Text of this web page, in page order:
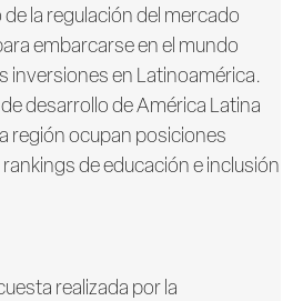
la regulación del mercado
embarcarse en el mundo
inversiones en Latinoamérica.
desarrollo de América Latina
región ocupan posiciones
de educación e inclusión
realizada por la